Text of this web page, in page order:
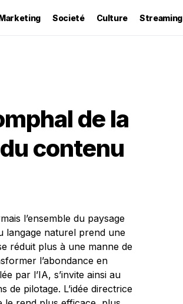
Societé Culture Streaming
de la
contenu
l’ensemble du paysage
langage naturel prend une
réduit plus à une manne de
l’abondance en
par l’IA, s’invite ainsi au
pilotage. L’idée directrice